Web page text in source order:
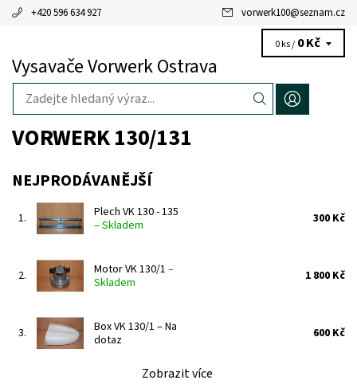
+420 596 634 927 vorwerk100@seznam.cz
Vysavače Vorwerk Ostrava
0 ks / 0 Kč
VORWERK 130/131
NEJPRODÁVANĚJŠÍ
1.
Plech VK 130 - 135
–Skladem 300 Kč
2. Motor VK 130/1 –
Skladem
1 800 Kč
3. Box VK 130/1 –Na
dotaz
600 Kč
Zobrazit více